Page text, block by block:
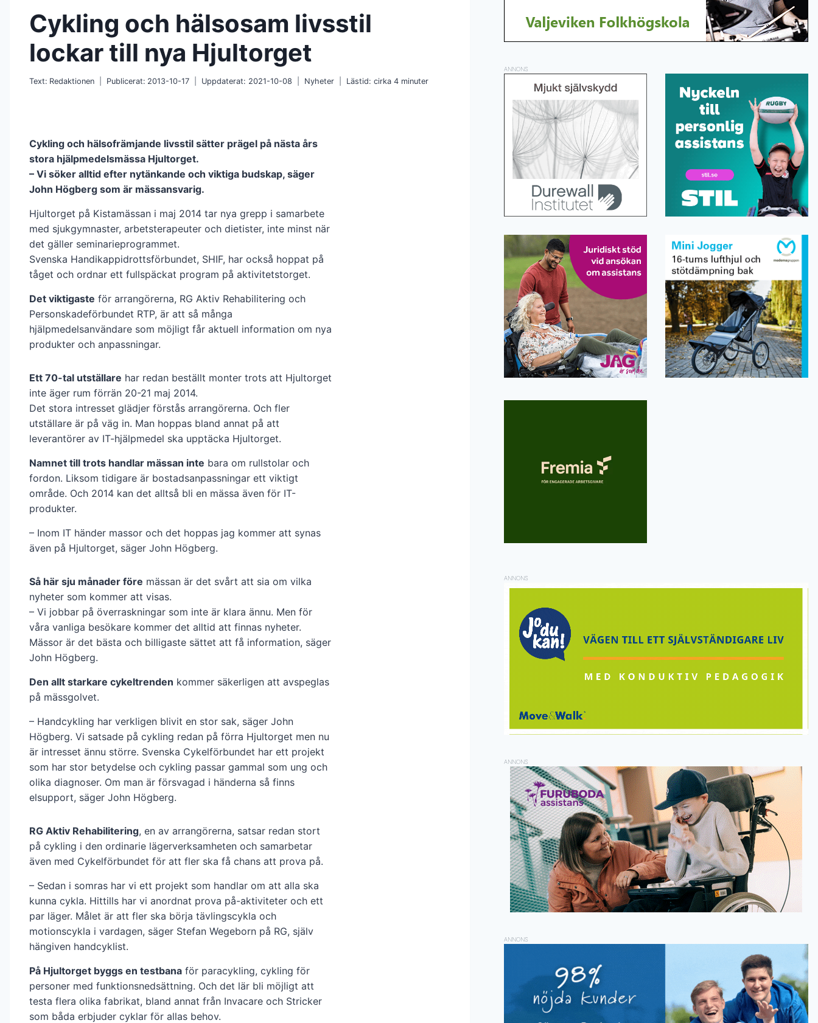
Cykling och hälsosam livsstil
lockar till nya Hjultorget
Text: Redaktionen Publicerat: 2013-10-17 Uppdaterat: 2021-10-08 Nyheter Lästid: cirka 4 minuter
Cykling och hälsofrämjande livsstil sätter prägel på nästa års
stora hjälpmedelsmässa Hjultorget.
– Vi söker alltid efter nytänkande och viktiga budskap, säger
John Högberg som är mässansvarig.
Hjultorget på Kistamässan i maj 2014 tar nya grepp i samarbete
med sjukgymnaster, arbetsterapeuter och dietister, inte minst när
det gäller seminarieprogrammet.
Svenska Handikappidrottsförbundet, SHIF, har också hoppat på
tåget och ordnar ett fullspäckat program på aktivitetstorget.
Det viktigaste för arrangörerna, RG Aktiv Rehabilitering och
Personskadeförbundet RTP, är att så många
hjälpmedelsanvändare som möjligt får aktuell information om nya
produkter och anpassningar.
Ett 70-tal utställare har redan beställt monter trots att Hjultorget
inte äger rum förrän 20-21 maj 2014.
Det stora intresset glädjer förstås arrangörerna. Och fler
utställare är på väg in. Man hoppas bland annat på att
leverantörer av IT-hjälpmedel ska upptäcka Hjultorget.
Namnet till trots handlar mässan inte bara om rullstolar och
fordon. Liksom tidigare är bostadsanpassningar ett viktigt
område. Och 2014 kan det alltså bli en mässa även för IT-
produkter.
– Inom IT händer massor och det hoppas jag kommer att synas
även på Hjultorget, säger John Högberg.
Så här sju månader före mässan är det svårt att sia om vilka
nyheter som kommer att visas.
– Vi jobbar på överraskningar som inte är klara ännu. Men för
våra vanliga besökare kommer det alltid att finnas nyheter.
Mässor är det bästa och billigaste sättet att få information, säger
John Högberg.
Den allt starkare cykeltrenden kommer säkerligen att avspeglas
på mässgolvet.
– Handcykling har verkligen blivit en stor sak, säger John
Högberg. Vi satsade på cykling redan på förra Hjultorget men nu
är intresset ännu större. Svenska Cykelförbundet har ett projekt
som har stor betydelse och cykling passar gammal som ung och
olika diagnoser. Om man är försvagad i händerna så finns
elsupport, säger John Högberg.
RG Aktiv Rehabilitering, en av arrangörerna, satsar redan stort
på cykling i den ordinarie lägerverksamheten och samarbetar
även med Cykelförbundet för att fler ska få chans att prova på.
– Sedan i somras har vi ett projekt som handlar om att alla ska
kunna cykla. Hittills har vi anordnat prova på-aktiviteter och ett
par läger. Målet är att fler ska börja tävlingscykla och
motionscykla i vardagen, säger Stefan Wegeborn på RG, själv
hängiven handcyklist.
På Hjultorget byggs en testbana för paracykling, cykling för
personer med funktionsnedsättning. Och det lär bli möjligt att
testa flera olika fabrikat, bland annat från Invacare och Stricker
som båda erbjuder cyklar för allas behov.
ANNONS
ANNONS
ANNONS
ANNONS